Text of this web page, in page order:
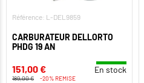
Référence: L-DEL9859
CARBURATEUR DELLORTO
PHDG 19 AN
151,00 € En stock
189,00 € -20% REMISE